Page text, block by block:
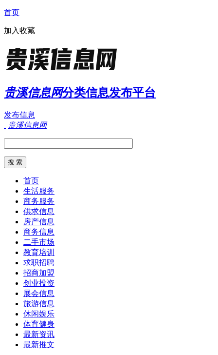
首页
加入收藏
贵溪信息网分类信息发布平台
发布信息
贵溪信息网
首页
生活服务
商务服务
供求信息
房产信息
商务信息
二手市场
教育培训
求职招聘
招商加盟
创业投资
展会信息
旅游信息
休闲娱乐
体育健身
最新资讯
最新推文